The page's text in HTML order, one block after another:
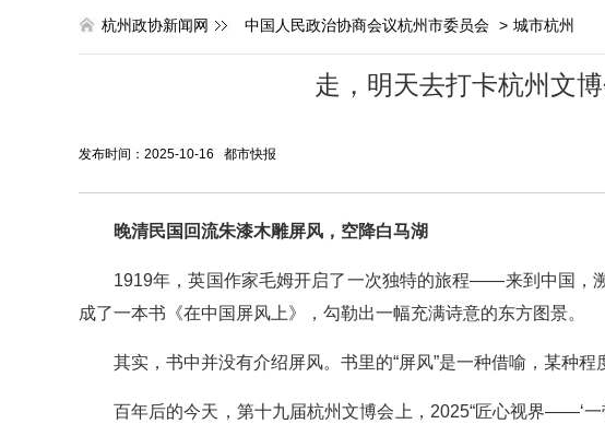
杭州政协新闻网 中国人民政治协商会议杭州市委员会 > 城市杭州
走，明天去打卡杭州文
发布时间：2025-10-16 都市快报
晚清民国回流朱漆木雕屏风，空降白马湖
1919年，英国作家毛姆开启了一次独特的旅程——来到中国，
成了一本书《在中国屏风上》，勾勒出一幅充满诗意的东方图景。
其实，书中并没有介绍屏风。书里的“屏风”是一种借喻，某种
百年后的今天，第十九届杭州文博会上，2025“匠心视界——‘一